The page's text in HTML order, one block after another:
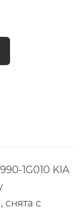
1G010 KIA
снята с